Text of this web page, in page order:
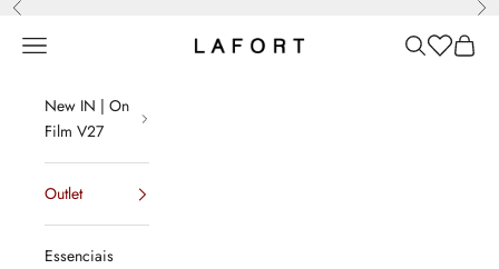
Pular para o conteúdo
Anterior
LAFORT
Menu Pesquisar
Lista de
Sacola
New IN | On
Film V27
Outlet
Essenciais